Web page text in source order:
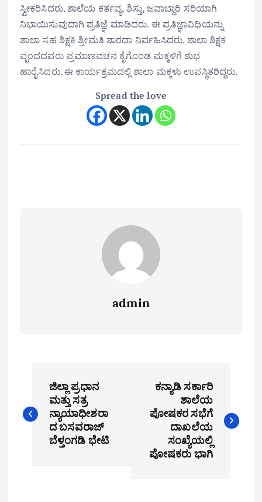
ಸ್ವೀಕರಿಸಿದರು. ಶಾಲೆಯ ಕರ್ತವ್ಯ, ಶಿಸ್ತು, ಜವಾಬ್ದಾರಿ ಸರಿಯಾಗಿ
ನಿಭಾಯಿಸುವುದಾಗಿ ಪ್ರತಿಜ್ಞೆ ಮಾಡಿದರು. ಈ ಪ್ರತಿಜ್ಞಾವಿಧಿಯನ್ನು
ಶಾಲಾ ಸಹ ಶಿಕ್ಷಕಿ ಶ್ರೀಮತಿ ಶಾರದಾ ನಿರ್ವಹಿಸಿದರು. ಶಾಲಾ ಶಿಕ್ಷಕ
ವೃಂದದವರು ಪ್ರಮಾಣವಚನ ಕೈಗೊಂಡ ಮಕ್ಕಳಿಗೆ ಶುಭ
ಹಾರೈಸಿದರು. ಈ ಕಾರ್ಯಕ್ರಮದಲ್ಲಿ ಶಾಲಾ ಮಕ್ಕಳು ಉಪಸ್ಥಿತರಿದ್ದರು.
Spread the love
admin
s
ಜಿಲ್ಲಾ ಪ್ರಧಾನ
ಮತ್ತು ಸತ್ರ
ನ್ಯಾಯಾಧೀಶರಾ
ದ ಬಸವರಾಜ್
ಬೆಳ್ತಂಗಡಿ ಭೇಟಿ
ಕನ್ಯಾಡಿ ಸರ್ಕಾರಿ
ಶಾಲೆಯ
ಪೋಷಕರ ಸಭೆಗೆ
ದಾಖಲೆಯ
ಸಂಖ್ಯೆಯಲ್ಲಿ
ಪೋಷಕರು ಭಾಗಿ